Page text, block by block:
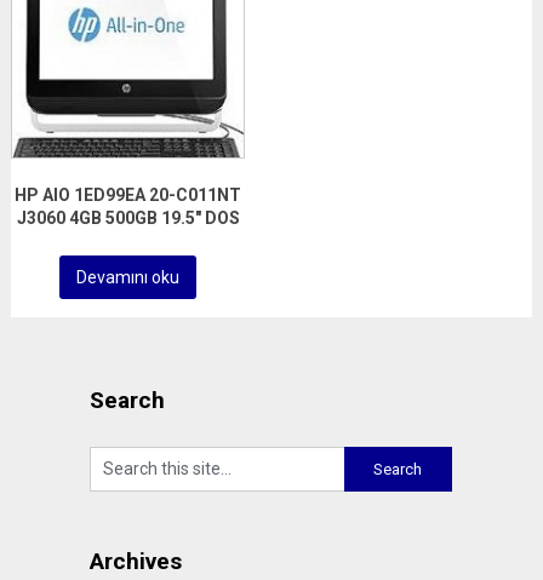
HP AIO 1ED99EA 20-C011NT
J3060 4GB 500GB 19.5″ DOS
Devamını oku
Search
Archives